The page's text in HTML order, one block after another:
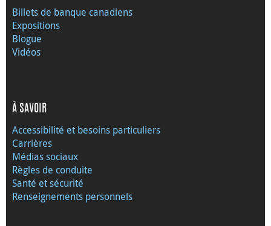
Billets de banque canadiens
Expositions
Blogue
Vidéos
À SAVOIR
Accessibilité et besoins particuliers
Carrières
Médias sociaux
Règles de conduite
Santé et sécurité
Renseignements personnels